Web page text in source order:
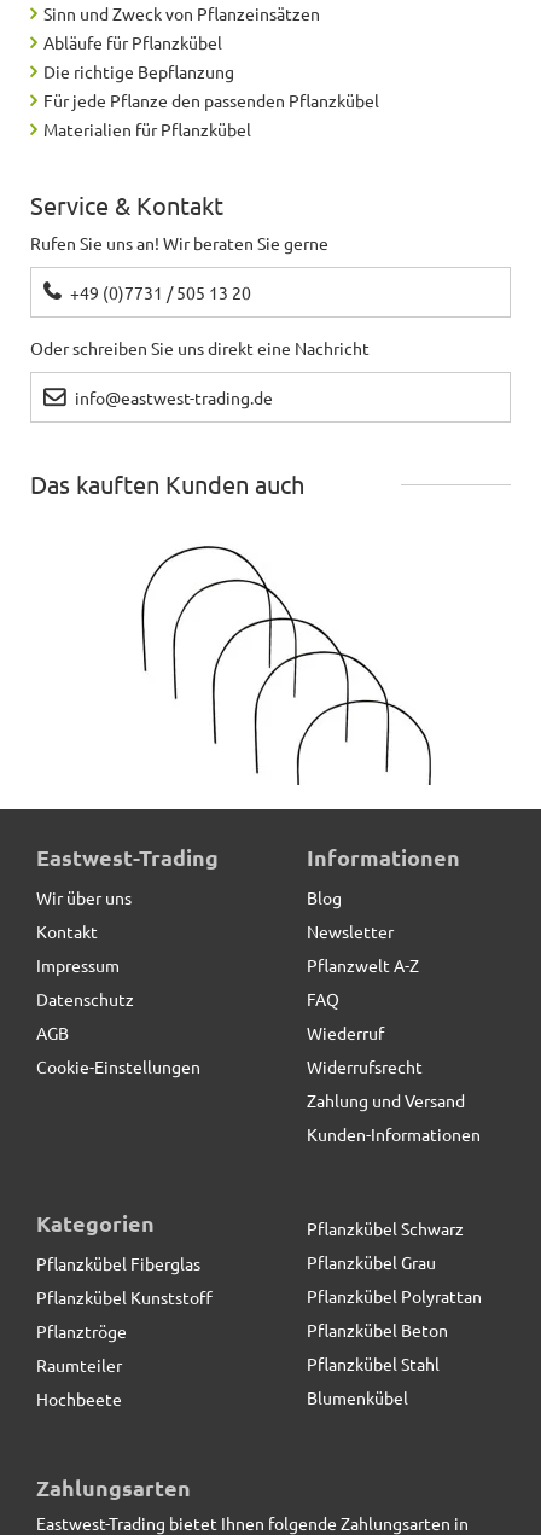
Sinn und Zweck von Pflanzeinsätzen
Abläufe für Pflanzkübel
Die richtige Bepflanzung
Für jede Pflanze den passenden Pflanzkübel
Materialien für Pflanzkübel
Service & Kontakt
Rufen Sie uns an! Wir beraten Sie gerne
+49 (0)7731 / 505 13 20
Oder schreiben Sie uns direkt eine Nachricht
info@eastwest-trading.de
Das kauften Kunden auch
Rankhilfe MALAGA aus Cortenstahl, braun, 5er-Set
9,90 € *statt
Eastwest-Trading
Wir über uns
Kontakt
Impressum
Datenschutz
AGB
Cookie-Einstellungen
Informationen
Blog
Newsletter
Pflanzwelt A-Z
FAQ
Wiederruf
Widerrufsrecht
Zahlung und Versand
Kunden-Informationen
Kategorien
Pflanzkübel Fiberglas
Pflanzkübel Kunststoff
Pflanztröge
Raumteiler
Hochbeete
Pflanzkübel Schwarz
Pflanzkübel Grau
Pflanzkübel Polyrattan
Pflanzkübel Beton
Pflanzkübel Stahl
Blumenkübel
Zahlungsarten
Eastwest-Trading bietet Ihnen folgende Zahlungsarten in